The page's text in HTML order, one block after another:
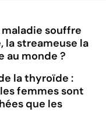
souffre
la streameuse la
au monde ?
la thyroïde :
femmes sont
que les